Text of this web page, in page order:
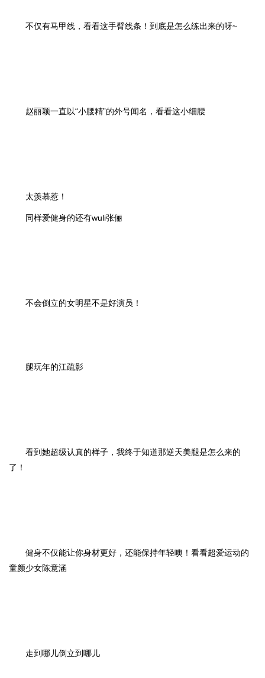
不仅有马甲线，看看这手臂线条！到底是怎么练出来的呀~
赵丽颖一直以“小腰精”的外号闻名，看看这小细腰
太羡慕惹！
同样爱健身的还有wuli张俪
不会倒立的女明星不是好演员！
腿玩年的江疏影
看到她超级认真的样子，我终于知道那逆天美腿是怎么来的
了！
健身不仅能让你身材更好，还能保持年轻噢！看看超爱运动的
童颜少女陈意涵
走到哪儿倒立到哪儿